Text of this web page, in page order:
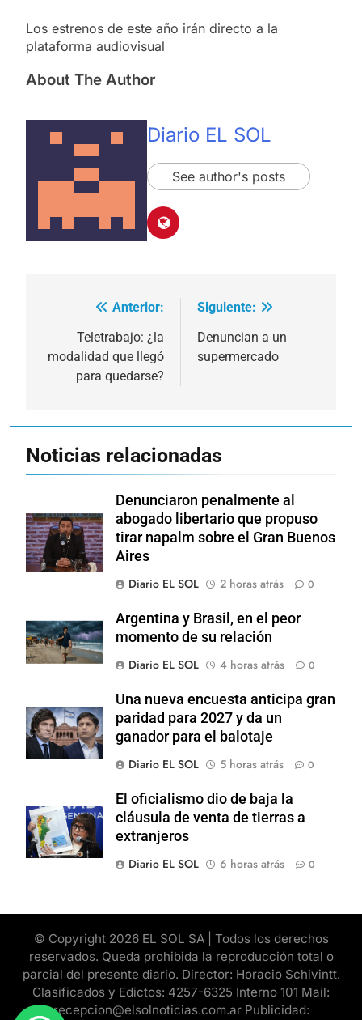
Los estrenos de este año irán directo a la
plataforma audiovisual
About The Author
Diario EL SOL
See author's posts
Navegación
entradas
Anterior:
Teletrabajo: ¿la
modalidad que llegó
para quedarse?
Siguiente:
Denuncian a un
supermercado
Noticias relacionadas
Denunciaron penalmente al
abogado libertario que propuso
tirar napalm sobre el Gran Buenos
Aires
Diario EL SOL
2 horas atrás 0
Argentina y Brasil, en el peor
momento de su relación
Diario EL SOL
4 horas atrás 0
Una nueva encuesta anticipa gran
paridad para 2027 y da un
ganador para el balotaje
Diario EL SOL
5 horas atrás 0
El oficialismo dio de baja la
cláusula de venta de tierras a
extranjeros
Diario EL SOL
6 horas atrás 0
© Copyright 2026 EL SOL SA | Todos los derechos
reservados. Queda prohibida la reproducción total o
parcial del presente diario. Director: Horacio Schivintt.
Clasificados y Edictos: 4257-6325 Interno 101 Mail:
recepcion@elsolnoticias.com.ar Publicidad: